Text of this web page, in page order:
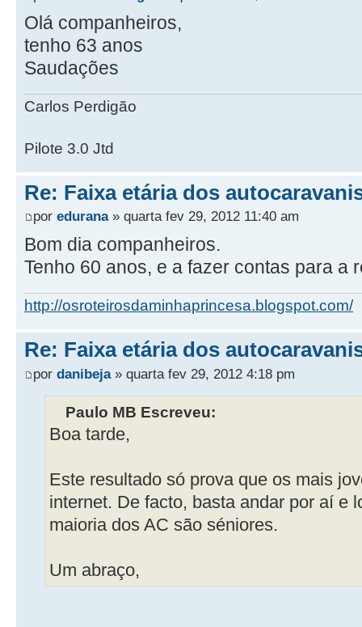
Olá companheiros,
tenho 63 anos
Saudações
Carlos Perdigão
Pilote 3.0 Jtd
Re: Faixa etária dos
por edurana» quarta fev 29, 2012 11:40 am
Bom dia companheiros.
Tenho 60 anos, e a fazer contas para a
http://osroteirosdaminhaprincesa.blogspot.com/
Re: Faixa etária dos
por danibeja» quarta fev 29, 2012 4:18 pm
Paulo MB Escreveu:
Boa tarde,
Este resultado só prova que os mais
internet. De facto, basta andar por aí e
maioria dos AC são séniores.
Um abraço,